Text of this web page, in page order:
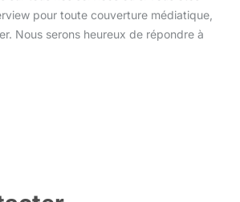
pour toute couverture médiatique,
Nous serons heureux de répondre à